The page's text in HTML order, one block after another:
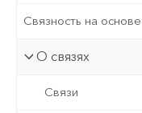
Связность на
О связях
Связи